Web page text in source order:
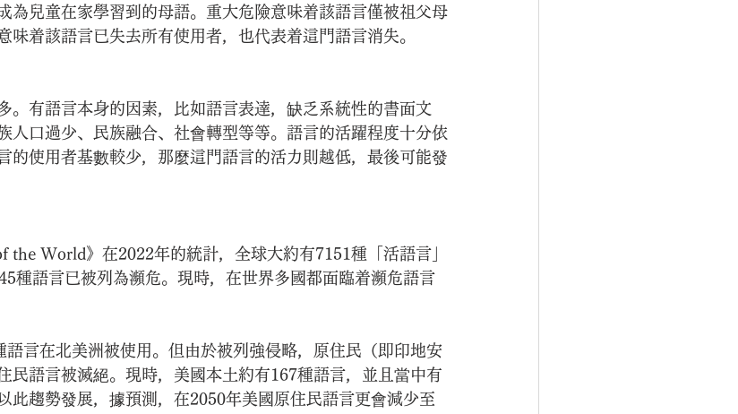
為兒童在家學習到的母語。重大危險意味着該語言僅被祖父母
味着該語言已失去所有使用者，也代表着這門語言消失。
。有語言本身的因素，比如語言表達，缺乏系統性的書面文
人口過少、民族融合、社會轉型等等。語言的活躍程度十分依
的使用者基數較少，那麼這門語言的活力則越低，最後可能發
the World》在2022年的統計，全球大約有7151種「活語言」
種語言已被列為瀕危。現時，在世界多國都面臨着瀕危語言
言在北美洲被使用。但由於被列強侵略，原住民（即印地安
民語言被滅絕。現時，美國本土約有167種語言，並且當中有
此趨勢發展，據預測，在2050年美國原住民語言更會減少至